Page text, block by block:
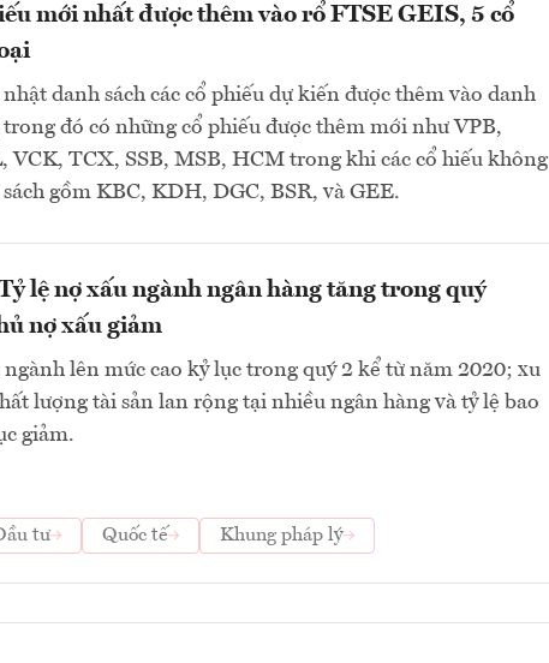
mới nhất được thêm vào rổ FTSE GEIS, 5 cổ
nhật danh sách các cổ phiếu dự kiến được thêm vào danh
đó có những cổ phiếu được thêm mới như VPB,
VCK, TCX, SSB, MSB, HCM trong khi các cổ hiếu không
gồm KBC, KDH, DGC, BSR, và GEE.
lệ nợ xấu ngành ngân hàng tăng trong quý
nợ xấu giảm
lên mức cao kỷ lục trong quý 2 kể từ năm 2020; xu
lượng tài sản lan rộng tại nhiều ngân hàng và tỷ lệ bao
giảm.
tư Quốc tế Khung pháp lý